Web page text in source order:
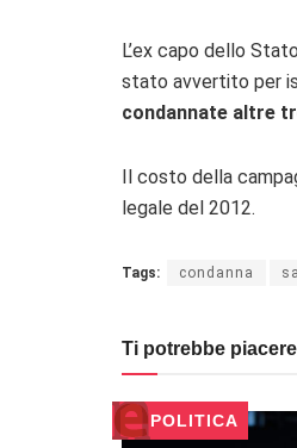
L’ex capo dello
stato avvertito per
condannate altre
Il costo della
legale del 2012.
Tags: condanna
Ti potrebbe
POLITICA